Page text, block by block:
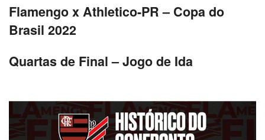
Flamengo x Athletico-PR – Copa do
Brasil 2022
Quartas de Final – Jogo de Ida